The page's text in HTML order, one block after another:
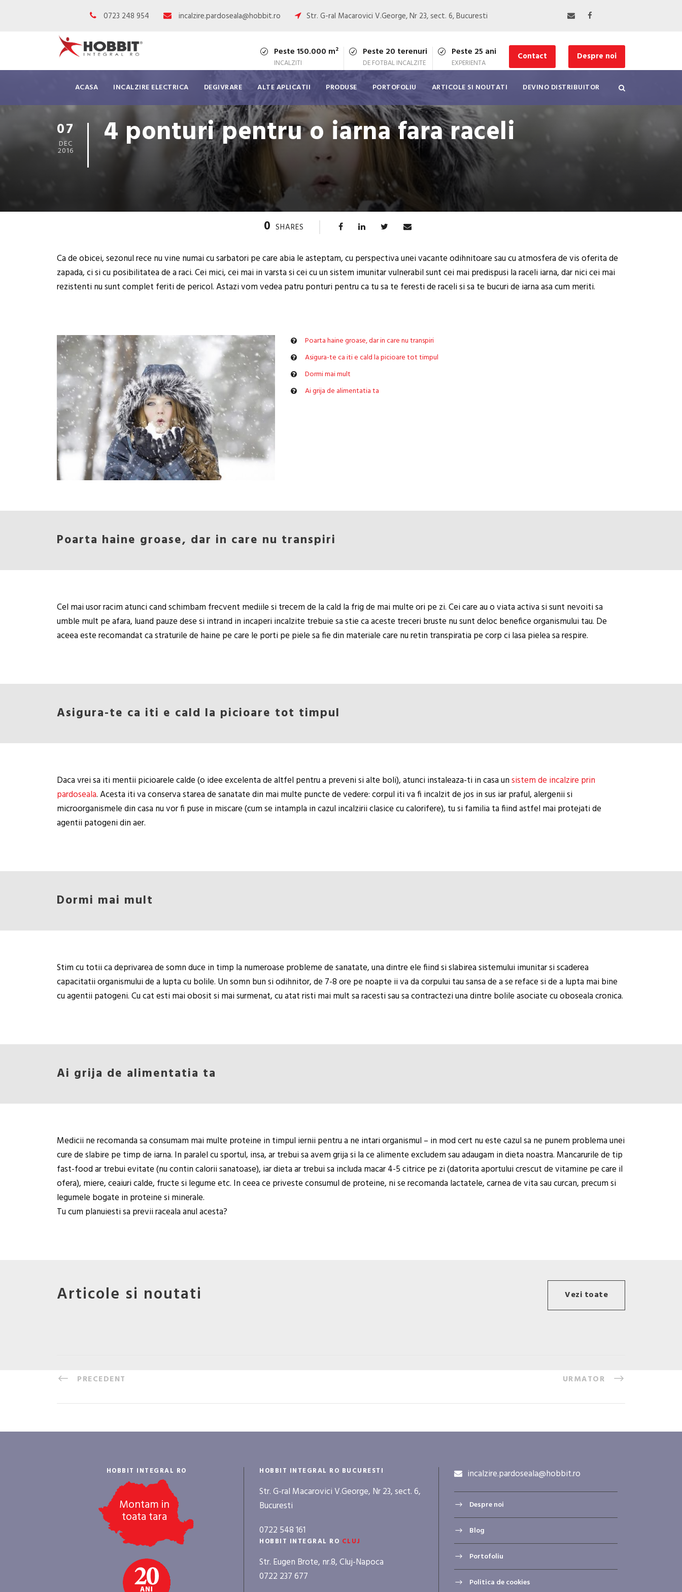
0723 248 954 incalzire.pardoseala@hobbit.ro Str. G-ral Macarovici V.George, Nr 23, sect. 6, Bucuresti
Peste 150.000 m²
INCALZITI
Peste 20 terenuri
DE FOTBAL INCALZITE
Peste 25 ani
EXPERIENTA
Contact Despre noi
ACASA INCALZIRE ELECTRICA DEGIVRARE ALTE APLICATII PRODUSE PORTOFOLIU ARTICOLE SI NOUTATI DEVINO DISTRIBUITOR
07
DEC
2016 4 ponturi pentru o iarna fara raceli
0 SHARES
Ca de obicei, sezonul rece nu vine numai cu sarbatori pe care abia le asteptam, cu perspectiva unei vacante odihnitoare sau cu atmosfera de vis oferita de
zapada, ci si cu posibilitatea de a raci. Cei mici, cei mai in varsta si cei cu un sistem imunitar vulnerabil sunt cei mai predispusi la raceli iarna, dar nici cei mai
rezistenti nu sunt complet feriti de pericol. Astazi vom vedea patru ponturi pentru ca tu sa te feresti de raceli si sa te bucuri de iarna asa cum meriti.
Poarta haine groase, dar in care nu transpiri
Asigura-te ca iti e cald la picioare tot timpul
Dormi mai mult
Ai grija de alimentatia ta
Poarta haine groase, dar in care nu transpiri
Cel mai usor racim atunci cand schimbam frecvent mediile si trecem de la cald la frig de mai multe ori pe zi. Cei care au o viata activa si sunt nevoiti sa
umble mult pe afara, luand pauze dese si intrand in incaperi incalzite trebuie sa stie ca aceste treceri bruste nu sunt deloc benefice organismului tau. De
aceea este recomandat ca straturile de haine pe care le porti pe piele sa fie din materiale care nu retin transpiratia pe corp ci lasa pielea sa respire.
Asigura-te ca iti e cald la picioare tot timpul
Daca vrei sa iti mentii picioarele calde (o idee excelenta de altfel pentru a preveni si alte boli), atunci instaleaza-ti in casa unsistem de incalzire prin
pardoseala. Acesta iti va conserva starea de sanatate din mai multe puncte de vedere: corpul iti va fi incalzit de jos in sus iar praful, alergenii si
microorganismele din casa nu vor fi puse in miscare (cum se intampla in cazul incalzirii clasice cu calorifere), tu si familia ta fiind astfel mai protejati de
agentii patogeni din aer.
Dormi mai mult
Stim cu totii ca deprivarea de somn duce in timp la numeroase probleme de sanatate, una dintre ele fiind si slabirea sistemului imunitar si scaderea
capacitatii organismului de a lupta cu bolile. Un somn bun si odihnitor, de 7-8 ore pe noapte ii va da corpului tau sansa de a se reface si de a lupta mai bine
cu agentii patogeni. Cu cat esti mai obosit si mai surmenat, cu atat risti mai mult sa racesti sau sa contractezi una dintre bolile asociate cu oboseala cronica.
Ai grija de alimentatia ta
Medicii ne recomanda sa consumam mai multe proteine in timpul iernii pentru a ne intari organismul – in mod cert nu este cazul sa ne punem problema unei
cure de slabire pe timp de iarna. In paralel cu sportul, insa, ar trebui sa avem grija si la ce alimente excludem sau adaugam in dieta noastra. Mancarurile de tip
fast-food ar trebui evitate (nu contin calorii sanatoase), iar dieta ar trebui sa includa macar 4-5 citrice pe zi (datorita aportului crescut de vitamine pe care il
ofera), miere, ceaiuri calde, fructe si legume etc. In ceea ce priveste consumul de proteine, ni se recomanda lactatele, carnea de vita sau curcan, precum si
legumele bogate in proteine si minerale.
Tu cum planuiesti sa previi raceala anul acesta?
Articole si noutati Vezi toate
PRECEDENT URMATOR
HOBBIT INTEGRAL RO
Montam in
toata tara
HOBBIT INTEGRAL RO BUCURESTI
Str. G-ral Macarovici V.George, Nr 23, sect. 6,
Bucuresti
0722 548 161
HOBBIT INTEGRAL RO CLUJ
Str. Eugen Brote, nr.8, Cluj-Napoca
0722 237 677
incalzire.pardoseala@hobbit.ro
Despre noi
Blog
Portofoliu
Politica de cookies